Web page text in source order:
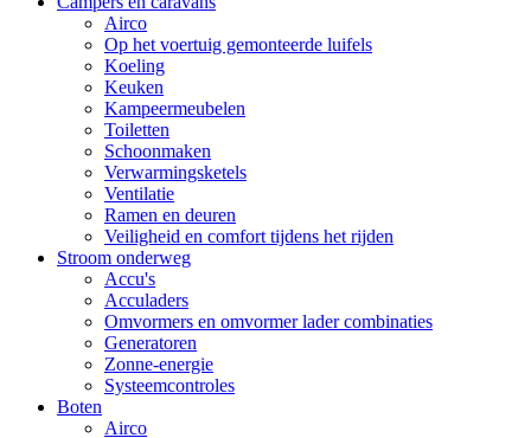
Airco
Op het voertuig gemonteerde luifels
Koeling
Keuken
Kampeermeubelen
Toiletten
Schoonmaken
Verwarmingsketels
Ventilatie
Ramen en deuren
Veiligheid en comfort tijdens het rijden
Stroom onderweg
Accu's
Acculaders
Omvormers en omvormer lader combinaties
Generatoren
Zonne-energie
Systeemcontroles
Boten
Airco